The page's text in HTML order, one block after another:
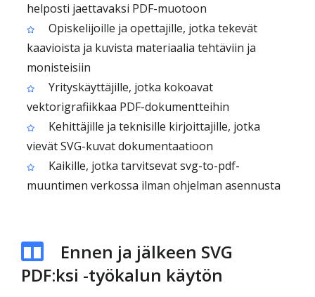
helposti jaettavaksi PDF-muotoon
Opiskelijoille ja opettajille, jotka tekevät
kaavioista ja kuvista materiaalia tehtäviin ja
monisteisiin
Yrityskäyttäjille, jotka kokoavat
vektorigrafiikkaa PDF-dokumentteihin
Kehittäjille ja teknisille kirjoittajille, jotka
vievät SVG-kuvat dokumentaatioon
Kaikille, jotka tarvitsevat svg-to-pdf-
muuntimen verkossa ilman ohjelman asennusta
Ennen ja jälkeen SVG
PDF:ksi -työkalun käytön